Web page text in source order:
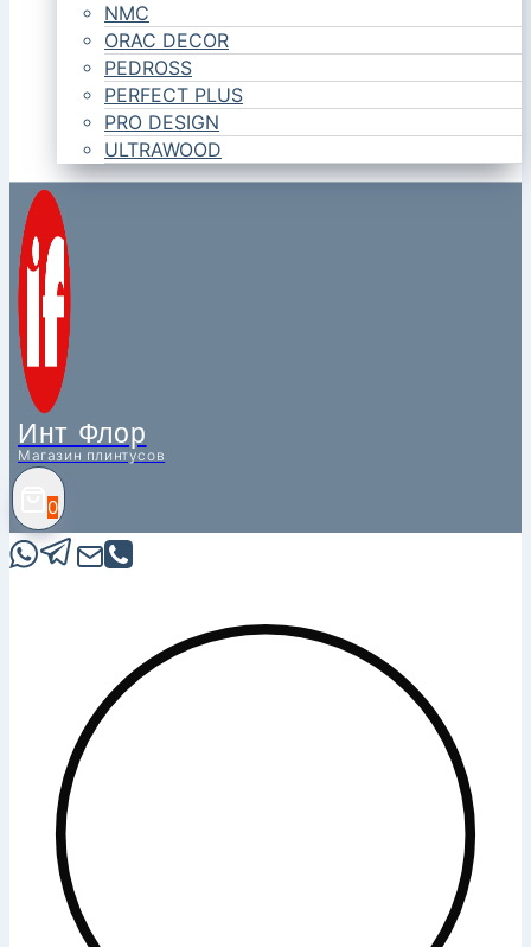
NMC
ORAC DECOR
PEDROSS
PERFECT PLUS
PRO DESIGN
ULTRAWOOD
Инт Флор
Магазин плинтусов
0